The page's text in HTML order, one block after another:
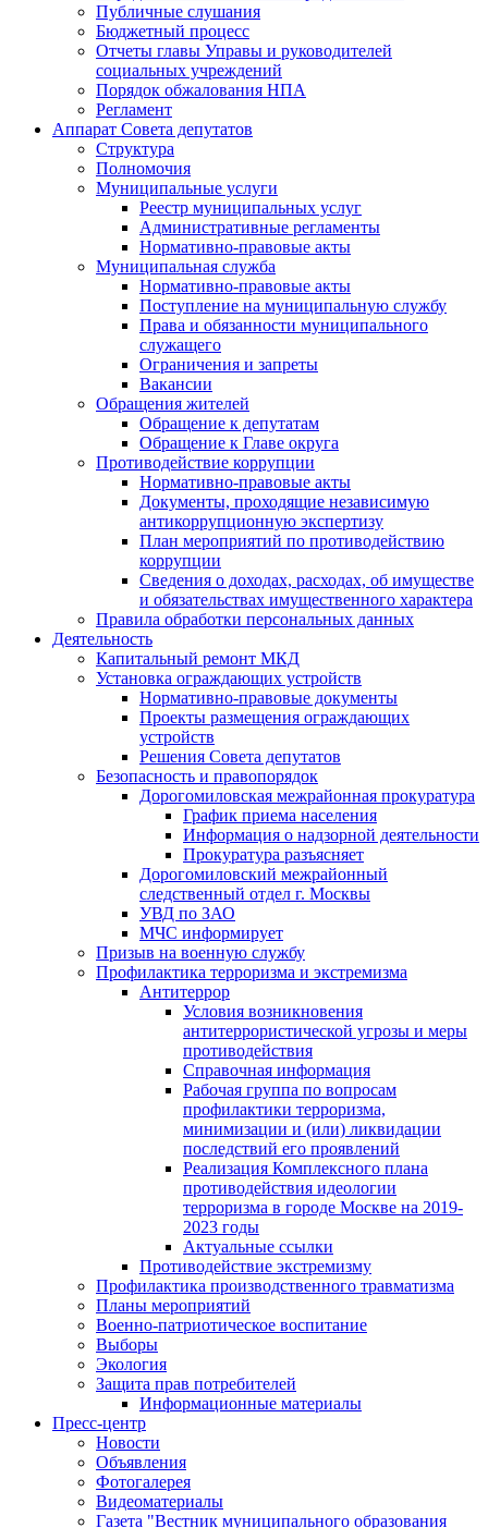
Публичные слушания
Бюджетный процесс
Отчеты главы Управы и руководителей
социальных учреждений
Порядок обжалования НПА
Регламент
Аппарат Совета депутатов
Структура
Полномочия
Муниципальные услуги
Реестр муниципальных услуг
Административные регламенты
Нормативно-правовые акты
Муниципальная служба
Нормативно-правовые акты
Поступление на муниципальную службу
Права и обязанности муниципального
служащего
Ограничения и запреты
Вакансии
Обращения жителей
Обращение к депутатам
Обращение к Главе округа
Противодействие коррупции
Нормативно-правовые акты
Документы, проходящие независимую
антикоррупционную экспертизу
План мероприятий по противодействию
коррупции
Сведения о доходах, расходах, об имуществе
и обязательствах имущественного характера
Правила обработки персональных данных
Деятельность
Капитальный ремонт МКД
Установка ограждающих устройств
Нормативно-правовые документы
Проекты размещения ограждающих
устройств
Решения Совета депутатов
Безопасность и правопорядок
Дорогомиловская межрайонная прокуратура
График приема населения
Информация о надзорной деятельности
Прокуратура разъясняет
Дорогомиловский межрайонный
следственный отдел г. Москвы
УВД по ЗАО
МЧС информирует
Призыв на военную службу
Профилактика терроризма и экстремизма
Антитеррор
Условия возникновения
антитеррористической угрозы и меры
противодействия
Справочная информация
Рабочая группа по вопросам
профилактики терроризма,
минимизации и (или) ликвидации
последствий его проявлений
Реализация Комплексного плана
противодействия идеологии
терроризма в городе Москве на 2019-
2023 годы
Актуальные ссылки
Противодействие экстремизму
Профилактика производственного травматизма
Планы мероприятий
Военно-патриотическое воспитание
Выборы
Экология
Защита прав потребителей
Информационные материалы
Пресс-центр
Новости
Объявления
Фотогалерея
Видеоматериалы
Газета "Вестник муниципального образования